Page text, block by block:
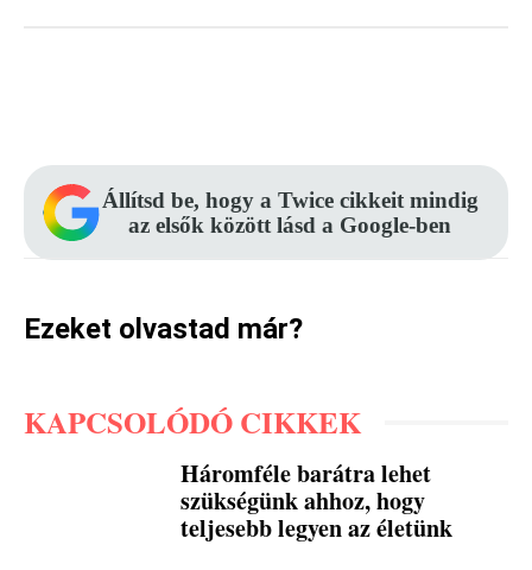
Állítsd be, hogy a Twice cikkeit mindig
az elsők között lásd a Google-ben
Ezeket olvastad már?
KAPCSOLÓDÓ CIKKEK
Háromféle barátra lehet
szükségünk ahhoz, hogy
teljesebb legyen az életünk